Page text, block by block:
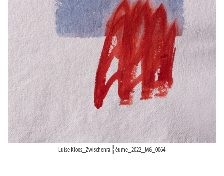
Luise Kloos_Zwischenra╠êume_2022_MG_0064